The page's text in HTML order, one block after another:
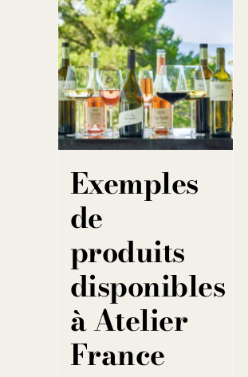
Exemples
de
produits
disponibles
à Atelier
France